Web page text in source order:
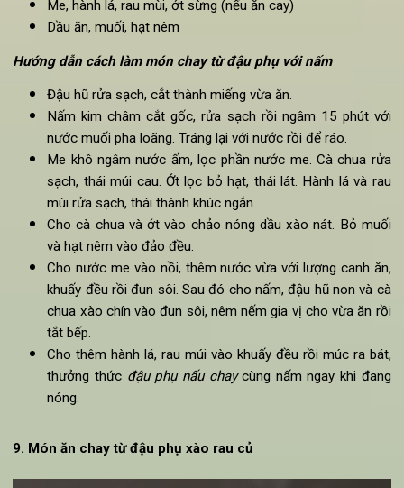
Nguyên liệu:
5 bìa đậu hũ non
200 gram nấm kim châm
Me, hành lá, rau mùi, ớt sừng (nếu ăn cay)
Dầu ăn, muối, hạt nêm